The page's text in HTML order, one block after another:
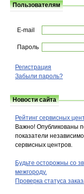
Пользователям
E-mail
Пароль
Регистрация
Забыли пароль?
Новости сайта
Рейтинг сервисных
Важно! Опубликованы
показатели
сервисных центров.
Будьте осторожны со
межгороду.
Проверка статуса